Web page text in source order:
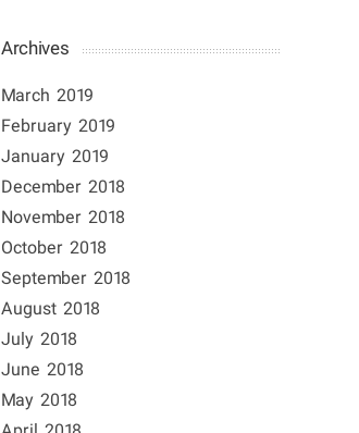
Archives
March 2019
February 2019
January 2019
December 2018
November 2018
October 2018
September 2018
August 2018
July 2018
June 2018
May 2018